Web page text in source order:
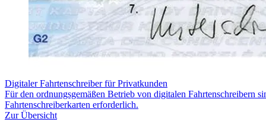
Digitaler Fahrtenschreiber für Privatkunden
Für den ordnungsgemäßen Betrieb von digitalen Fahrtenschreibern
Fahrtenschreiberkarten erforderlich.
Zur Übersicht